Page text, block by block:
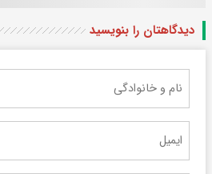
دیدگاهتان را بنویسید